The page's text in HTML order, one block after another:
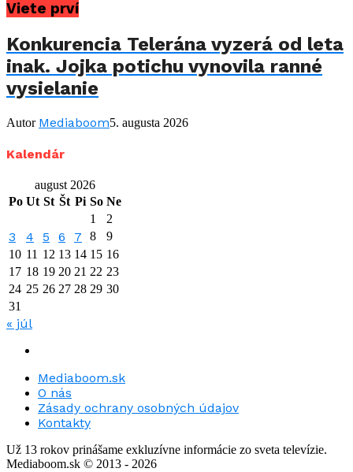
Viete prví
Konkurencia Telerána vyzerá od leta
inak. Jojka potichu vynovila ranné
vysielanie
Autor Mediaboom5. augusta 2026
Kalendár
august 2026
Po Ut St Št Pi So Ne
1
2
3 4 5 6 7 8
9
10 11 12 13 14 15 16
17 18 19 20 21 22 23
24 25 26 27 28 29 30
31
« júl
Mediaboom.sk
O nás
Zásady ochrany osobných údajov
Kontakty
Už 13 rokov prinášame exkluzívne informácie zo sveta televízie.
Mediaboom.sk © 2013 - 2026